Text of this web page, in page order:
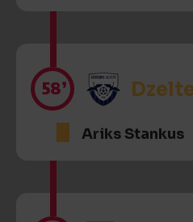
58’
Ariks Stankus